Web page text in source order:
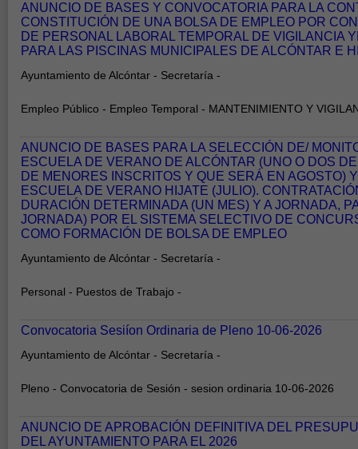
ANUNCIO DE BASES Y CONVOCATORIA PARA LA
CONSTITUCIÓN DE UNA BOLSA DE EMPLEO POR
DE PERSONAL LABORAL TEMPORAL DE VIGILANCIA
PARA LAS PISCINAS MUNICIPALES DE ALCÓNTAR E
Ayuntamiento de Alcóntar - Secretaría -
Empleo Público - Empleo Temporal - MANTENIMIENTO Y
ANUNCIO DE BASES PARA LA SELECCIÓN DE/
ESCUELA DE VERANO DE ALCÓNTAR (UNO O DOS
DE MENORES INSCRITOS Y QUE SERÁ EN AGOSTO)
ESCUELA DE VERANO HIJATE (JULIO).
DURACIÓN DETERMINADA (UN MES) Y A JORNADA,
JORNADA) POR EL SISTEMA SELECTIVO DE
COMO FORMACIÓN DE BOLSA DE EMPLEO
Ayuntamiento de Alcóntar - Secretaría -
Personal - Puestos de Trabajo -
Convocatoria Sesiíon Ordinaria de Pleno 10-06-2026
Ayuntamiento de Alcóntar - Secretaría -
Pleno - Convocatoria de Sesión - sesion ordinaria 10-06-2026
ANUNCIO DE APROBACIÓN DEFINITIVA DEL
DEL AYUNTAMIENTO PARA EL 2026